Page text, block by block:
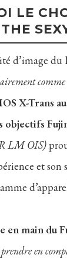
LE
d’image
X-Trans
objectifs
LM OIS)
et son
en main du
en